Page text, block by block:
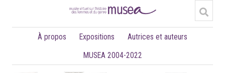
À propos Expositions
Autrices et auteurs
MUSEA 2004-2022